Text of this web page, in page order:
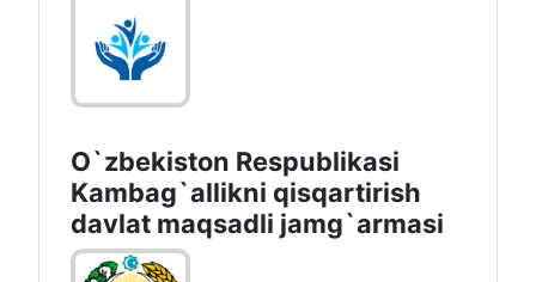
O`zbekiston Respublikasi
Kambag`allikni qisqartirish
davlat maqsadli jamg`armasi